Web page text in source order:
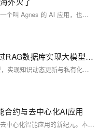
不知道大家还记不记得，我之前推荐过一个叫 Agnes 的 AI 应用，也是当时在 WAIC 了解到的。
AI大模型应用实践 八：如何通过RAG数据库实现大模型的私有化定制与优化
RAG技术通过融合外部知识库与大模型，实现知识动态更新与私有化定制，解决大模型知识固化、幻觉及数据安全难题。本文详解RAG原理、数据库选型（向量库、图库、知识图谱、混合架构）及应用场景，助力企业高效构建安全、可解释的智能系统。
合约与去中心化AI应用
区块链技术和人工智能的融合正在开创去中心化智能应用的新纪元。本文深入探讨如何使用Java构建AI驱动的区块链应用，涵盖智能合约开发、去中心化AI模型训练与推理、数据隐私保护以及通证经济激励等核心主题。我们将完整展示从区块链基础集成、智能合约编写、AI模型上链到去中心化应用（DApp）开发的全流程，为构建下一代可信、透明的智能去中心化系统提供完整技术方案。